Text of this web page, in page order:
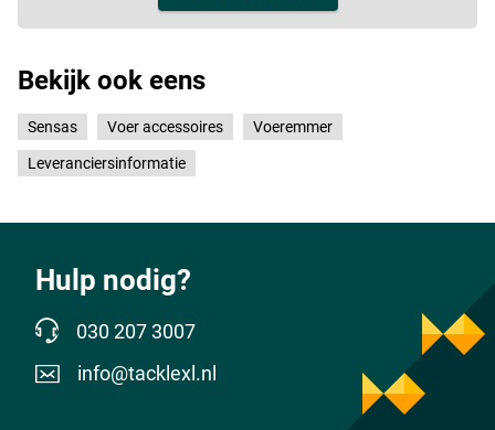
Bekijk ook eens
Sensas Voer accessoires Voeremmer
Leveranciersinformatie
Hulp nodig?
030 207 3007
info@tacklexl.nl